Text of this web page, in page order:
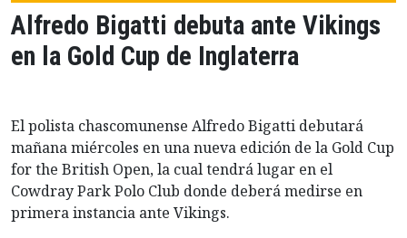
Alfredo Bigatti debuta ante Vikings
en la Gold Cup de Inglaterra
El polista chascomunense Alfredo Bigatti debutará
mañana miércoles en una nueva edición de la Gold Cup
for the British Open, la cual tendrá lugar en el
Cowdray Park Polo Club donde deberá medirse en
primera instancia ante Vikings.